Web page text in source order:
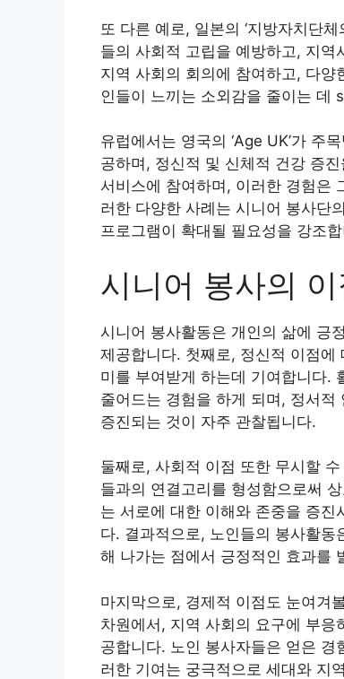
또 다른 예로, 일본의 ‘지방자치단
들의 사회적 고립을 예방하고, 지
지역 사회의 회의에 참여하고, 다
인들이 느끼는 소외감을 줄이는 데
유럽에서는 영국의 ‘Age UK’가 주
공하며, 정신적 및 신체적 건강 증
서비스에 참여하며, 이러한 경험은
러한 다양한 사례는 시니어 봉사단
프로그램이 확대될 필요성을 강조
시니어 봉사의
시니어 봉사활동은 개인의 삶에 긍
제공합니다. 첫째로, 정신적 이점에
미를 부여받게 하는데 기여합니다.
줄어드는 경험을 하게 되며, 정서
증진되는 것이 자주 관찰됩니다.
둘째로, 사회적 이점 또한 무시할
들과의 연결고리를 형성함으로써
는 서로에 대한 이해와 존중을 증
다. 결과적으로, 노인들의 봉사활
해 나가는 점에서 긍정적인 효과를
마지막으로, 경제적 이점도 눈여겨
차원에서, 지역 사회의 요구에 부
공합니다. 노인 봉사자들은 얻은
러한 기여는 궁극적으로 세대와 지